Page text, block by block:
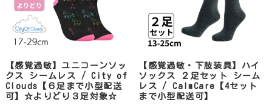
【感覚過敏】ユニコーンソッ
クス シームレス / City of
Clouds【６足まで小型配送
可】☆よりどり３足対象☆
【感覚過敏・下肢装具】ハイ
ソックス ２足セット シーム
レス / CalmCare【4セット
まで小型配送可】